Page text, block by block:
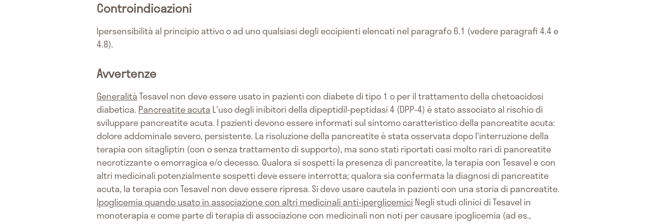
Controindicazioni
Ipersensibilità al principio attivo o ad uno qualsiasi degli eccipienti elencati nel paragrafo 6.1 (vedere paragrafi 4.4 e
4.8).
Avvertenze
GeneralitàTesavel non deve essere usato in pazienti con diabete di tipo 1 o per il trattamento della chetoacidosi
diabetica. Pancreatite acuta L'uso degli inibitori della dipeptidil-peptidasi 4 (DPP-4) è stato associato al rischio di
sviluppare pancreatite acuta. I pazienti devono essere informati sul sintomo caratteristico della pancreatite acuta:
dolore addominale severo, persistente. La risoluzione della pancreatite è stata osservata dopo l'interruzione della
terapia con sitagliptin (con o senza trattamento di supporto), ma sono stati riportati casi molto rari di pancreatite
necrotizzante o emorragica e/o decesso. Qualora si sospetti la presenza di pancreatite, la terapia con Tesavel e con
altri medicinali potenzialmente sospetti deve essere interrotta; qualora sia confermata la diagnosi di pancreatite
acuta, la terapia con Tesavel non deve essere ripresa. Si deve usare cautela in pazienti con una storia di pancreatite.
Ipoglicemia quando usato in associazione con altri medicinali anti-iperglicemici Negli studi clinici di Tesavel in
monoterapia e come parte di terapia di associazione con medicinali non noti per causare ipoglicemia (ad es.,